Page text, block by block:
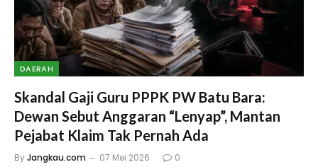
DAERAH
Skandal Gaji Guru PPPK PW Batu Bara:
Dewan Sebut Anggaran “Lenyap”, Mantan
Pejabat Klaim Tak Pernah Ada
ByJangkau.com 07 Mei 2026 0